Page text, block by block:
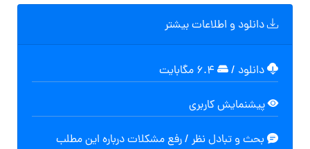
دانلود و اطلاعات بیشتر
دانلود /
پیشنمایش کاربری
بحث و تبادل نظر / رفع مشکلات درباره این مطلب